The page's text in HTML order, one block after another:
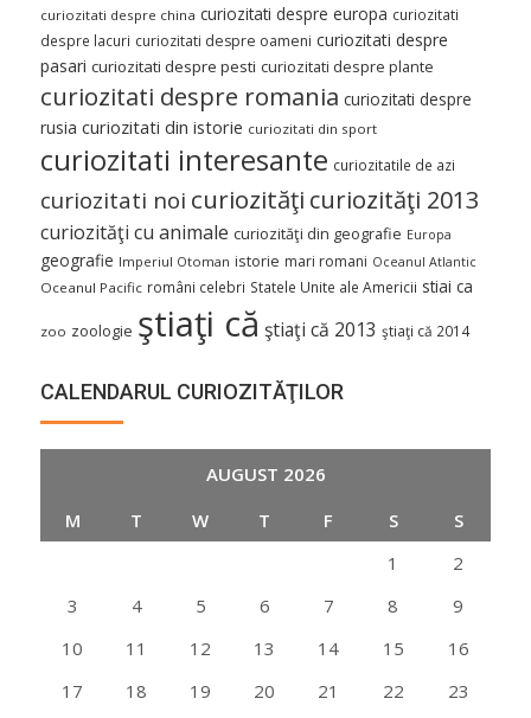
curiozitati despre china curiozitati despre europa curiozitati
despre lacuri curiozitati despre oameni curiozitati despre
pasari curiozitati despre pesti curiozitati despre plante
curiozitati despre romania curiozitati despre
rusia curiozitati din istorie curiozitati din sport
curiozitati interesante curiozitatile de azi
curiozitati noi curiozităţi curiozităţi 2013
curiozităţi cu animale curiozităţi din geografie Europa
geografie Imperiul Otoman istorie mari romani Oceanul Atlantic
Oceanul Pacific români celebri Statele Unite ale Americii stiai ca
zoo zoologie ştiaţi că ştiaţi că 2013 ştiaţi că 2014
CALENDARUL CURIOZITĂŢILOR
AUGUST 2026
M
T W T F S
S
1
2
3
4 5 6 7 8
9
10
11 12 13 14 15
16
17
18 19 20 21 22 23